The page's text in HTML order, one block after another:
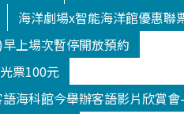
海洋劇場x智能海洋館優惠聯
上場次暫停開放預約
票100元
海科館今舉辦客語影片欣賞會